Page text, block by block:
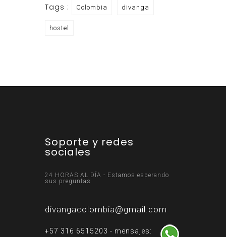
Tags : Colombia divanga
hostel
Soporte y redes
sociales
24 HORAS AL DÍA - Estamos esperando
sus preguntas
divangacolombia@gmail.com
+57 316 6515203 - mensajes: